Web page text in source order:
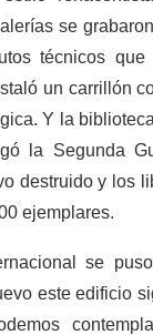
se
técnicos que
un carrillón
Y la
la Segunda
destruido y los
ejemplares.
se
este edificio